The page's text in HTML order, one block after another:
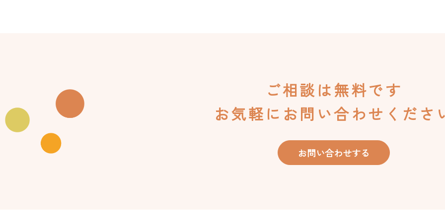
ご相談は無料です
お気軽にお問い合わせくださ
お問い合わせする